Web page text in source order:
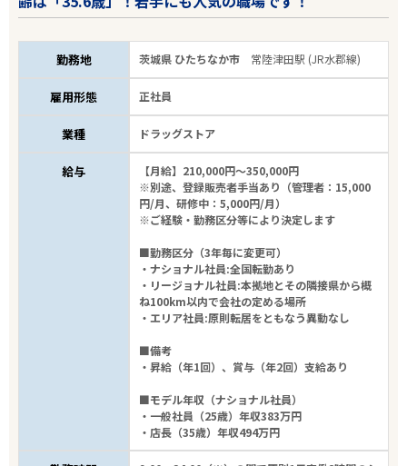
勤務地 茨城県 ひたちなか市 常陸津田駅 (JR水郡線)
雇用形態 正社員
業種 ドラッグストア
給与
【月給】210,000円～350,000円
※別途、登録販売者手当あり（管理者：15,000
円/月、研修中：5,000円/月）
※ご経験・勤務区分等により決定します
■勤務区分（3年毎に変更可）
・ナショナル社員:全国転勤あり
・リージョナル社員:本拠地とその隣接県から概
ね100km以内で会社の定める場所
・エリア社員:原則転居をともなう異動なし
■備考
・昇給（年1回）、賞与（年2回）支給あり
■モデル年収（ナショナル社員）
・一般社員（25歳）年収383万円
・店長（35歳）年収494万円